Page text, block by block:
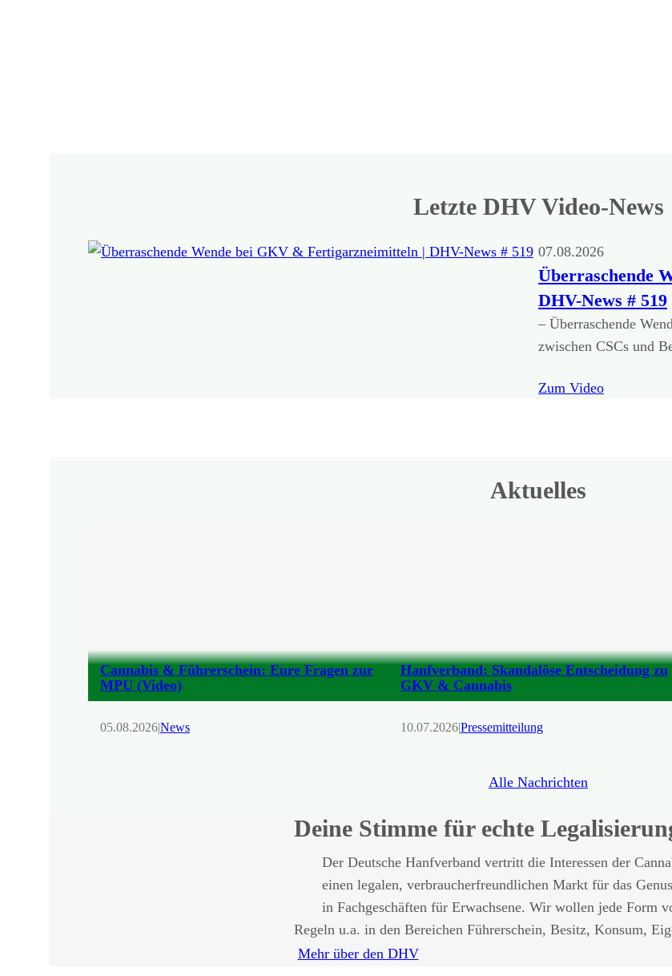
Letzte DHV Video-News
07.08.2026
Überraschende
DHV-News # 519
– Überraschende
zwischen CSCs und
Zum Video
Aktuelles
Cannabis & Führerschein: Eure Fragen zur
MPU (Video)
05.08.2026|News
Hanfverband: Skandalöse Entscheidung zu
GKV & Cannabis
10.07.2026|Pressemitteilung
Alle Nachrichten
Deine Stimme für echte
Der Deutsche Hanfverband vertritt die Interessen der
einen legalen, verbraucherfreundlichen Markt für das
in Fachgeschäften für Erwachsene. Wir wollen jede Form
Regeln u.a. in den Bereichen Führerschein, Besitz, Konsum,
Mehr über den DHV